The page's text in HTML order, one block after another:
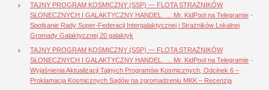
TAJNY PROGRAM KOSMICZNY (SSP) — FLOTA STRAŻNIKÓW
SŁONECZNYCH I GALAKTYCZNY HANDEL. … Mr. KidPool na Telegramie -
Spotkanie Rady Super-Federacji Intergalaktycznej i Strażników Lokalnej
Gromady Galaktycznej 20 galaktyk
TAJNY PROGRAM KOSMICZNY (SSP) — FLOTA STRAŻNIKÓW
SŁONECZNYCH I GALAKTYCZNY HANDEL. … Mr. KidPool na Telegramie -
Wyjaśnienia Aktualizacji Tajnych Programów Kosmicznych, Odcinek 6 –
Proklamacja Kosmicznych Sądów na zgromadzeniu MKK – Recenzja